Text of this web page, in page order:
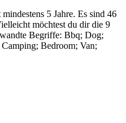
5 Jahre. Es sind 46
möchtest du dir die 9
Begriffe: Bbq; Dog;
Bedroom; Van;